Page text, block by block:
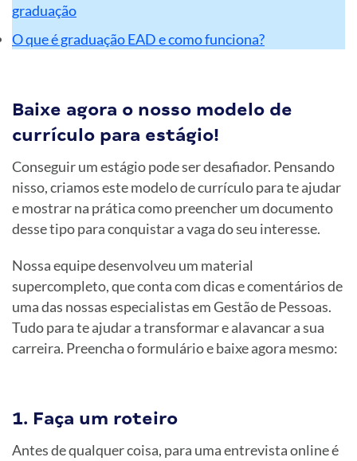
graduação
O que é graduação EAD e como funciona?
Baixe agora o nosso modelo de
currículo para estágio!
Conseguir um estágio pode ser desafiador. Pensando
nisso, criamos este modelo de currículo para te ajudar
e mostrar na prática como preencher um documento
desse tipo para conquistar a vaga do seu interesse.
Nossa equipe desenvolveu um material
supercompleto, que conta com dicas e comentários de
uma das nossas especialistas em Gestão de Pessoas.
Tudo para te ajudar a transformar e alavancar a sua
carreira. Preencha o formulário e baixe agora mesmo:
1. Faça um roteiro
Antes de qualquer coisa, para uma entrevista online é